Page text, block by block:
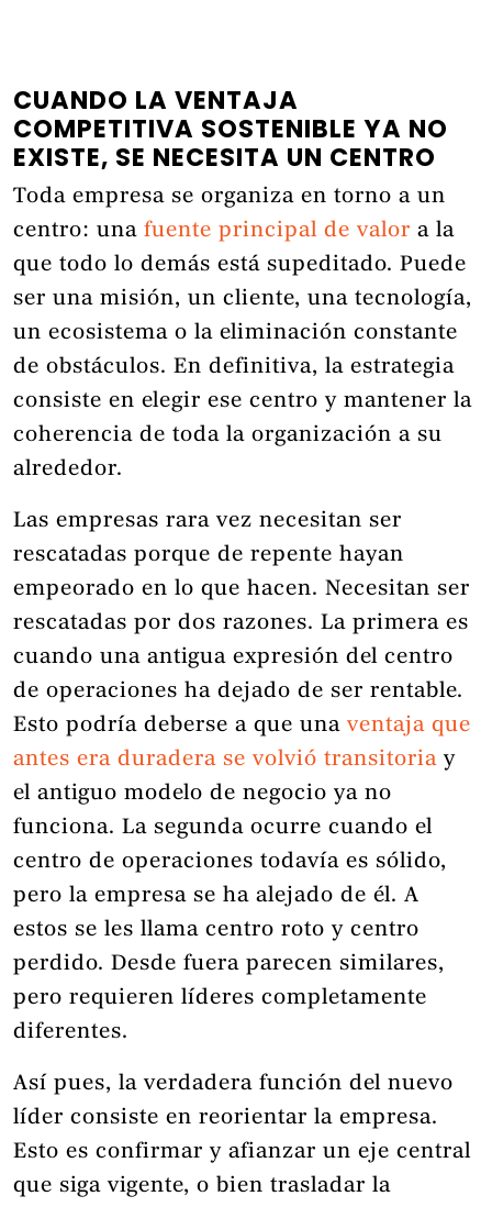
CUANDO LA VENTAJA
COMPETITIVA SOSTENIBLE YA NO
EXISTE, SE NECESITA UN CENTRO
Toda empresa se organiza en torno a un
centro: una fuente principal de valor a la
que todo lo demás está supeditado. Puede
ser una misión, un cliente, una tecnología,
un ecosistema o la eliminación constante
de obstáculos. En definitiva, la estrategia
consiste en elegir ese centro y mantener la
coherencia de toda la organización a su
alrededor.
Las empresas rara vez necesitan ser
rescatadas porque de repente hayan
empeorado en lo que hacen. Necesitan ser
rescatadas por dos razones. La primera es
cuando una antigua expresión del centro
de operaciones ha dejado de ser rentable.
Esto podría deberse a que una ventaja que
antes era duradera se volvió transitoria y
el antiguo modelo de negocio ya no
funciona. La segunda ocurre cuando el
centro de operaciones todavía es sólido,
pero la empresa se ha alejado de él. A
estos se les llama centro roto y centro
perdido. Desde fuera parecen similares,
pero requieren líderes completamente
diferentes.
Así pues, la verdadera función del nuevo
líder consiste en reorientar la empresa.
Esto es confirmar y afianzar un eje central
que siga vigente, o bien trasladar la